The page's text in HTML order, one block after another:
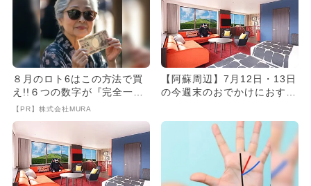
８月のロト6はこの方法で買
え!!６つの数字が『完全一
致』する方法
【PR】株式会社MURA
【阿蘇周辺】7月12日・13日
の今週末のおでかけにおすす